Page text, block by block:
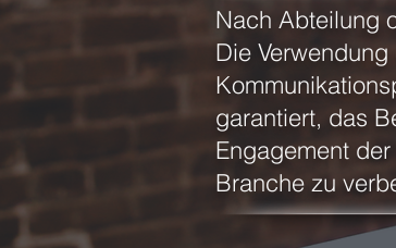
Nach Abteilung
Die
garantiert, das
Engagement
Branche zu